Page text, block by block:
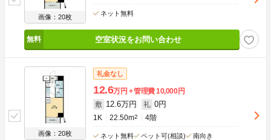
画像：20枚
ネット無料
空室状況をお問い合わせ
画像：20枚
礼金なし
12.6万円 管理費10,000円
敷 12.6万円 礼 0円
1K 22.50m2 4階
ネット無料 ペット可(相談) 南向き